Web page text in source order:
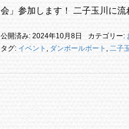
会」参加します！ 二子玉川に
公開済み: 2024年10月8日 カテゴリー:
タグ: イベント , ダンボールボート , 二子